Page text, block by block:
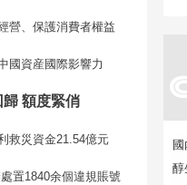
營、保護消費者權益
國資産國際影響力
歸 額度緊俏
救災資金21.54億元
置1840余個違規賬號
醇